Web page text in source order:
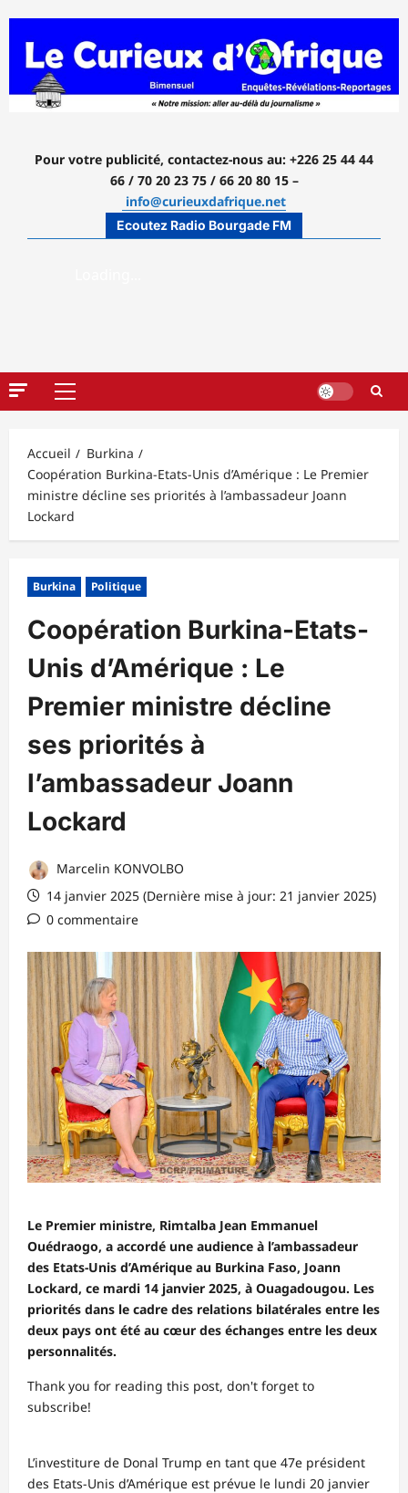
contenu
Pour votre publicité, contactez-nous au: +226 25 44 44
66 / 70 20 23 75 / 66 20 80 15 –
info@curieuxdafrique.net
Ecoutez Radio Bourgade FM
Menu
Accueil
Burkina
Coopération Burkina-Etats-Unis d’Amérique : Le Premier
ministre décline ses priorités à l’ambassadeur Joann
Lockard
Burkina Politique
Coopération Burkina-Etats-
Unis d’Amérique : Le
Premier ministre décline
ses priorités à
l’ambassadeur Joann
Lockard
Marcelin KONVOLBO
14 janvier 2025 (Dernière mise à jour: 21 janvier 2025)
0 commentaire
Le Premier ministre, Rimtalba Jean Emmanuel
Ouédraogo, a accordé une audience à l’ambassadeur
des Etats-Unis d’Amérique au Burkina Faso, Joann
Lockard, ce mardi 14 janvier 2025, à Ouagadougou. Les
priorités dans le cadre des relations bilatérales entre les
deux pays ont été au cœur des échanges entre les deux
personnalités.
Thank you for reading this post, don't forget to
subscribe!
L’investiture de Donal Trump en tant que 47e président
des Etats-Unis d’Amérique est prévue le lundi 20 janvier